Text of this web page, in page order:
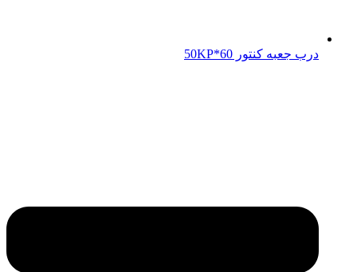
درب جعبه کنتور 50KP*60